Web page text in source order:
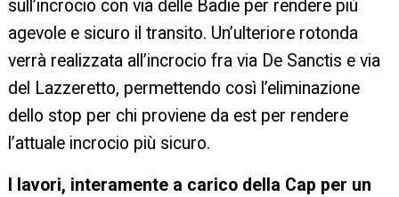
sull’incrocio con via delle Badie per rendere più
agevole e sicuro il transito. Un’ulteriore rotonda
verrà realizzata all’incrocio fra via De Sanctis e via
del Lazzeretto, permettendo così l’eliminazione
dello stop per chi proviene da est per rendere
l’attuale incrocio più sicuro.
I lavori, interamente a carico della Cap per un